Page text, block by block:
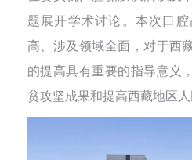
题展开学术讨论。本次口
高、涉及领域全面，对于西
的提高具有重要的指导意义
贫攻坚成果和提高西藏地区人